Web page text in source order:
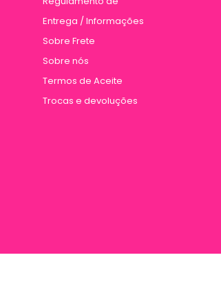
Entrega / Informações
Sobre Frete
Sobre nós
Termos de Aceite
Trocas e devoluções